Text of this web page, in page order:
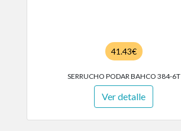
41.43€
SERRUCHO PODAR BAHCO 384-6T
Ver detalle